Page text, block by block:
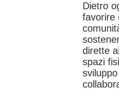
Dietro
favorire
dirette
spazi